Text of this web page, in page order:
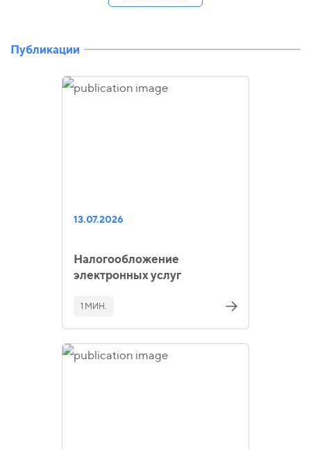
Публикации
13.07.2026
Налогообложение
электронных услуг
1 МИН.